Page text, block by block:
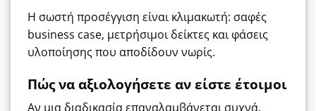
Η σωστή προσέγγιση είναι κλιμακωτή: σαφές
business case, μετρήσιμοι δείκτες και φάσεις
υλοποίησης που αποδίδουν νωρίς.
Πώς να αξιολογήσετε αν είστε έτοιμοι
Αν μια διαδικασία επαναλαμβάνεται συχνά,